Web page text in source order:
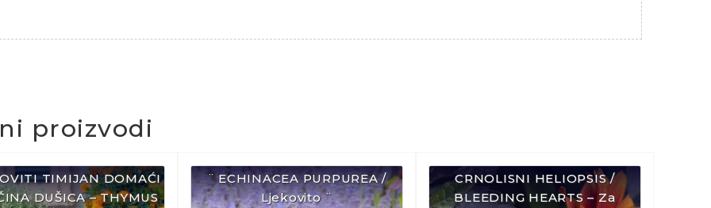
proizvodi
TIMIJAN DOMAĆI
DUŠICA – THYMUS
¨ ECHINACEA PURPUREA /
Ljekovito ¨
CRNOLISNI HELIOPSIS /
BLEEDING HEARTS – Za